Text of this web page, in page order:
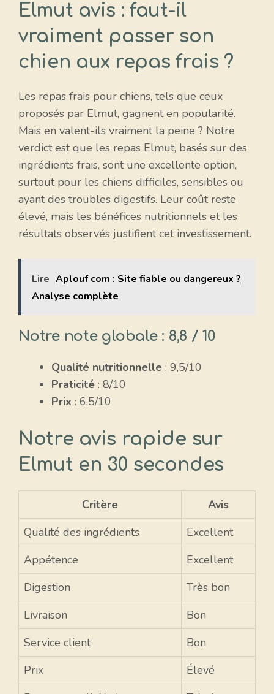
Elmut avis : faut-il
vraiment passer son
chien aux repas frais ?
Les repas frais pour chiens, tels que ceux
proposés par Elmut, gagnent en popularité.
Mais en valent-ils vraiment la peine ? Notre
verdict est que les repas Elmut, basés sur des
ingrédients frais, sont une excellente option,
surtout pour les chiens difficiles, sensibles ou
ayant des troubles digestifs. Leur coût reste
élevé, mais les bénéfices nutritionnels et les
résultats observés justifient cet investissement.
Lire Aplouf com : Site fiable ou dangereux ?
Analyse complète
Notre note globale : 8,8 / 10
Qualité nutritionnelle : 9,5/10
Praticité : 8/10
Prix : 6,5/10
Notre avis rapide sur
Elmut en 30 secondes
Critère
Avis
Qualité des ingrédients
Excellent
Appétence
Excellent
Digestion
Très bon
Livraison
Bon
Service client
Bon
Prix
Élevé